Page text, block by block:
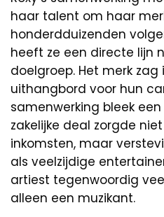
haar talent om haar
honderdduizenden
heeft ze een directe lijn
doelgroep. Het merk
uithangbord voor hun
samenwerking bleek
zakelijke deal zorgde
inkomsten, maar
als veelzijdige
artiest tegenwoordig
alleen een muzikant.